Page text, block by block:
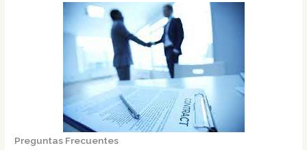
Preguntas Frecuentes